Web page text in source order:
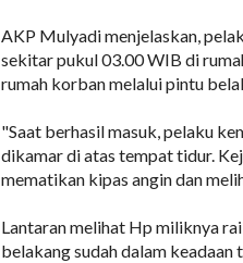
AKP Mulyadi menjelaskan,
sekitar pukul 03.00 WIB di
rumah korban melalui pintu
"Saat berhasil masuk, pelaku
dikamar di atas tempat tidur.
mematikan kipas angin dan
Lantaran melihat Hp miliknya
belakang sudah dalam